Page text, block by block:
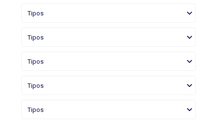
Tipos
Tipos
Tipos
Tipos
Tipos